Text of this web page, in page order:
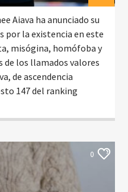
Aiava ha anunciado su
por la existencia en este
misógina, homófoba y
de los llamados valores
de ascendencia
147 del ranking
0